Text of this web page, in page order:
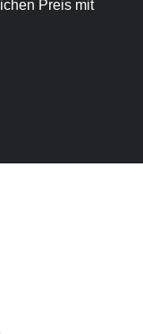
Preis mit